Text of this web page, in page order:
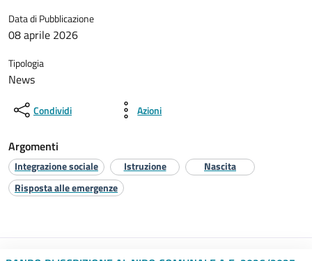
Data di Pubblicazione
08 aprile 2026
Tipologia
News
Condividi Azioni
Argomenti
Integrazione sociale Istruzione
Nascita
Risposta alle emergenze